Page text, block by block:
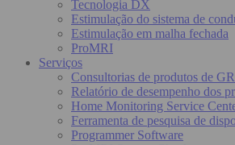
Tecnologia DX
Estimulação do sistema de
Estimulação em malha fechada
ProMRI
Serviços
Consultorias de produtos de
Relatório de desempenho dos
Home Monitoring Service
Ferramenta de pesquisa de
Programmer Software